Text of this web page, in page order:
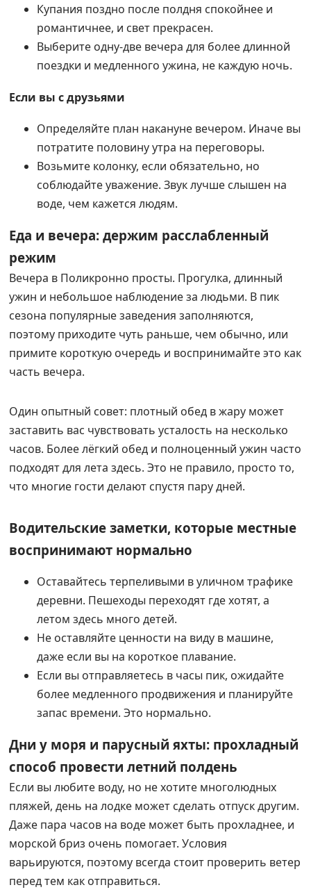
Купания поздно после полдня спокойнее и
романтичнее, и свет прекрасен.
Выберите одну-две вечера для более длинной
поездки и медленного ужина, не каждую ночь.
Если вы с друзьями
Определяйте план накануне вечером. Иначе вы
потратите половину утра на переговоры.
Возьмите колонку, если обязательно, но
соблюдайте уважение. Звук лучше слышен на
воде, чем кажется людям.
Еда и вечера: держим расслабленный
режим
Вечера в Поликронно просты. Прогулка, длинный
ужин и небольшое наблюдение за людьми. В пик
сезона популярные заведения заполняются,
поэтому приходите чуть раньше, чем обычно, или
примите короткую очередь и воспринимайте это как
часть вечера.
Один опытный совет: плотный обед в жару может
заставить вас чувствовать усталость на несколько
часов. Более лёгкий обед и полноценный ужин часто
подходят для лета здесь. Это не правило, просто то,
что многие гости делают спустя пару дней.
Водительские заметки, которые местные
воспринимают нормально
Оставайтесь терпеливыми в уличном трафике
деревни. Пешеходы переходят где хотят, а
летом здесь много детей.
Не оставляйте ценности на виду в машине,
даже если вы на короткое плавание.
Если вы отправляетесь в часы пик, ожидайте
более медленного продвижения и планируйте
запас времени. Это нормально.
Дни у моря и парусный яхты: прохладный
способ провести летний полдень
Если вы любите воду, но не хотите многолюдных
пляжей, день на лодке может сделать отпуск другим.
Даже пара часов на воде может быть прохладнее, и
морской бриз очень помогает. Условия
варьируются, поэтому всегда стоит проверить ветер
перед тем как отправиться.